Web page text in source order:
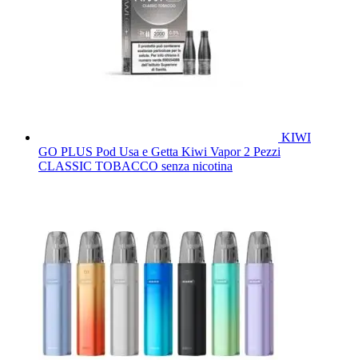
KIWI
GO PLUS Pod Usa e Getta Kiwi Vapor 2 Pezzi
CLASSIC TOBACCO senza nicotina